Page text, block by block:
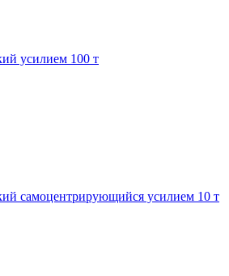
усилием 100 т
самоцентрирующийся усилием 10 т